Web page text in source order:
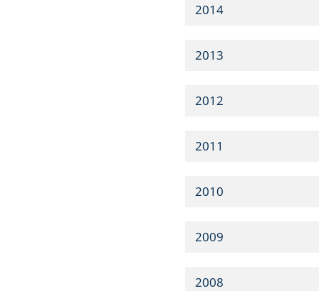
2014
2013
2012
2011
2010
2009
2008